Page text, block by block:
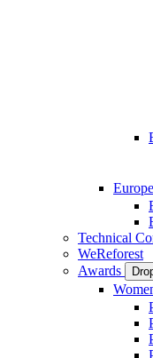
Technical
WeReforest
Awards